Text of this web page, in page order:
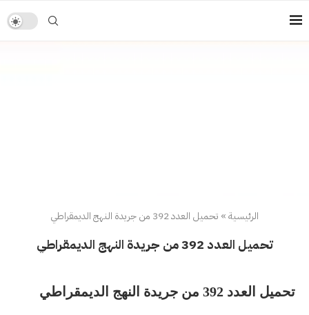
الرئيسية» تحميل العدد 392 من جريدة النهج الديمقراطي
تحميل العدد 392 من جريدة النهج الديمقراطي
تحميل العدد 392 من جريدة النهج الديمقراطي